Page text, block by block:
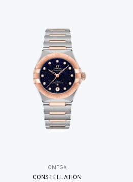
OMEGA
CONSTELLATION